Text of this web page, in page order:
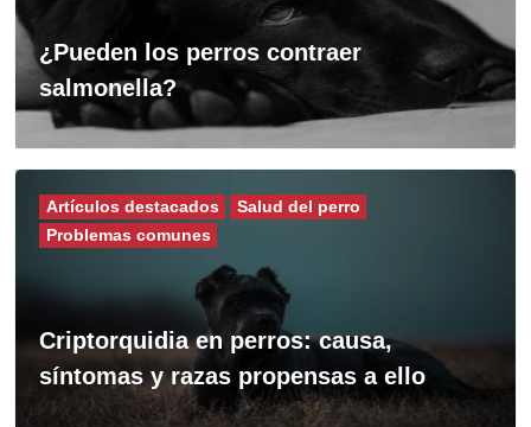
¿Pueden los perros contraer
salmonella?
Criptorquidia en perros: causa,
síntomas y razas propensas a ello
Artículos destacados
Salud del perro
Problemas comunes